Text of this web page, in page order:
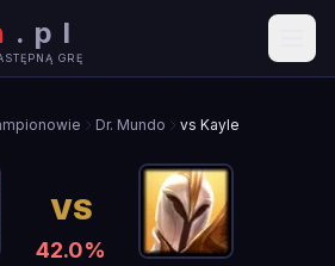
. pl
GRĘ
Dr. Mundo vs Kayle
VS
42.0%